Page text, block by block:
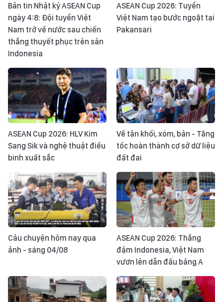
Bản tin Nhật ký ASEAN Cup
ngày 4:8: Đội tuyển Việt
Nam trở về nước sau chiến
thắng thuyết phục trên sân
Indonesia
ASEAN Cup 2026: Tuyển
Việt Nam tạo bước ngoặt tại
Pakansari
ASEAN Cup 2026: HLV Kim
Sang Sik và nghệ thuật điều
binh xuất sắc
Về tận khối, xóm, bản - Tăng
tốc hoàn thành cơ sở dữ liệu
đất đai
Câu chuyện hôm nay qua
ảnh - sáng 04/08
ASEAN Cup 2026: Thắng
đậm Indonesia, Việt Nam
vươn lên dẫn đầu bảng A